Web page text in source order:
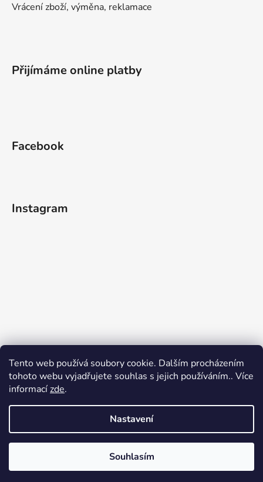
Tento web používá soubory cookie. Dalším procházením
tohoto webu vyjadřujete souhlas s jejich používáním.. Více
informacízde.
Nastavení
Souhlasím
Vrácení zboží, výměna, reklamace
Přijímáme online platby
Facebook
Instagram
Sledovat na Instagramu
Vytvořil Shoptet